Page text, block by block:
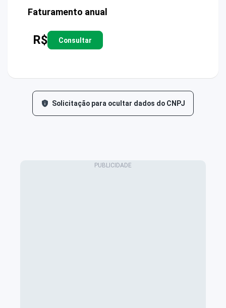
Faturamento anual
R$ Consultar
Solicitação para ocultar dados do CNPJ